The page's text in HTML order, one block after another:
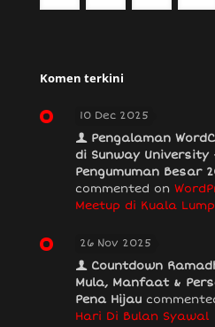
Komen terkini
10 Dec 2025
Pengalaman
di Sunway University
Pengumuman Besar
commented on
Meetup di Kuala
26 Nov 2025
Countdown
Mula, Manfaat &
Pena Hijau
Hari Di Bulan Syawal